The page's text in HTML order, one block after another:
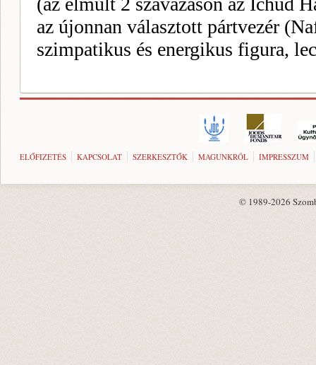
ELŐFIZETÉS KAPCSOLAT SZERKESZTŐK MAGUNKRÓL IMPRESSZUM
© 1989-2026